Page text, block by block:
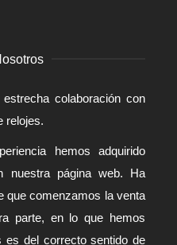
colaboración con
relojes.
hemos adquirido
nuestra página web. Ha
que comenzamos la venta
parte, en lo que hemos
es del correcto sentido de